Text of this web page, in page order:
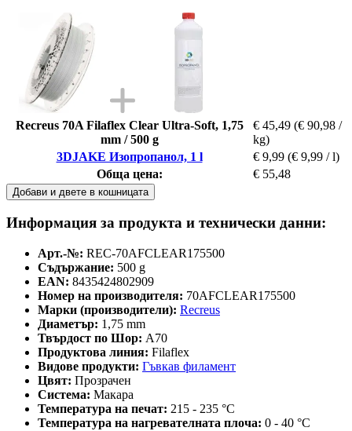
Recreus 70A Filaflex Clear Ultra-Soft, 1,75
mm / 500 g
€ 45,49 (€ 90,98 /
kg)
3DJAKE Изопропанол, 1 l
€ 9,99 (€ 9,99 / l)
Обща цена:
€ 55,48
Добави и двете в кошницата
Информация за продукта и технически данни:
Арт.-№: REC-70AFCLEAR175500
Съдържание: 500 g
EAN: 8435424802909
Номер на производителя: 70AFCLEAR175500
Марки (производители): Recreus
Диаметър: 1,75 mm
Твърдост по Шор: A70
Продуктова линия: Filaflex
Видове продукти: Гъвкав филамент
Цвят: Прозрачен
Система: Макара
Температура на печат: 215 - 235 °C
Температура на нагревателната плоча: 0 - 40 °C